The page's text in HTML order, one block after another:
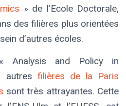
» de l’Ecole Doctorale,
des filières plus orientées
d’autres écoles.
Analysis and Policy in
autres filières de la Paris
sont très attrayantes. Cette